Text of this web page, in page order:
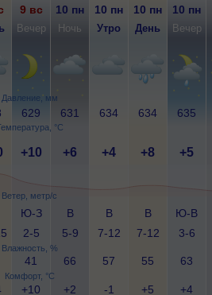
Давление, мм
°C
Ветер, метр/с
Влажность, %
Комфорт, °C
9 вс 10 пн 10 пн 10 пн 10 пн
Вечер Ночь Утро День Вечер
629 631 634 634 635
+10 +6 +4 +8 +5
Ю-З
2-5
В
5-9
В
7-12
В
7-12
Ю-В
3-6
41 66 57 55 63
+10 +2 -1 +5 +4